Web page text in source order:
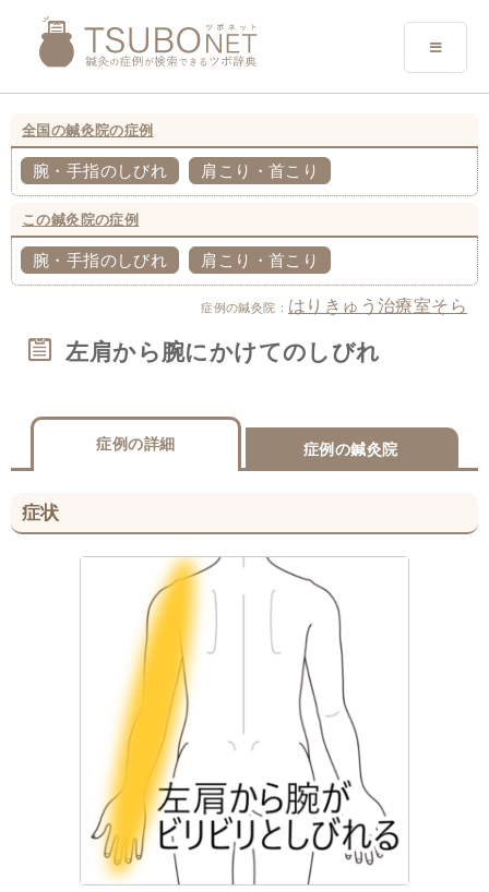
全国の鍼灸院の症例
腕・手指のしびれ 肩こり・首こり
この鍼灸院の症例
腕・手指のしびれ 肩こり・首こり
症例の鍼灸院： はりきゅう治療室そら
左肩から腕にかけてのしびれ
症例の詳細 症例の鍼灸院
症状